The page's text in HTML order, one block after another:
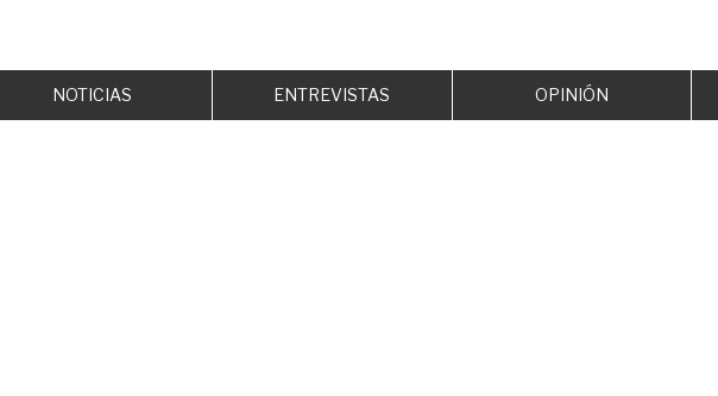
NOTICIAS ENTREVISTAS OPINIÓN